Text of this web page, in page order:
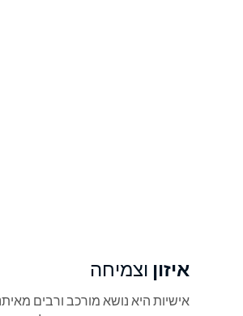
איזון וצמיחה
אישיות היא נושא מורכב ורבים